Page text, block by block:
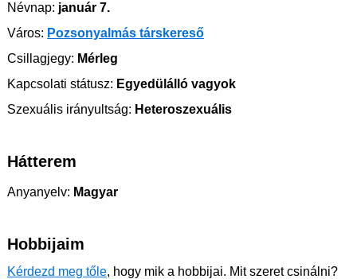
Névnap: január 7.
Város: Pozsonyalmás társkereső
Csillagjegy: Mérleg
Kapcsolati státusz: Egyedülálló vagyok
Szexuális irányultság: Heteroszexuális
Hátterem
Anyanyelv: Magyar
Hobbijaim
Kérdezd meg tőle, hogy mik a hobbijai. Mit szeret csinálni?